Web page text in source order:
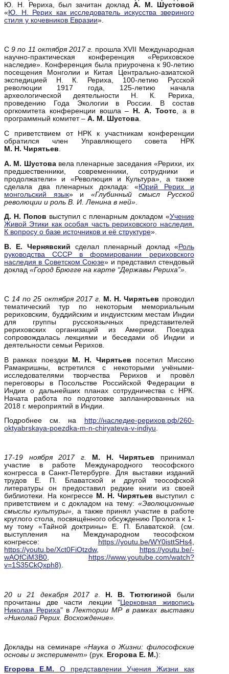
Ю. Н. Рериха, был зачитан доклад А. М. Шустовой
« Ю. Н. Рерих как исследователь искусства звериного
стиля у кочевников Евразии».
С9 по 11 октября 2017 г. прошла XVII Международная
научно-практическая конференция «Рериховское
наследие». Конференция была приурочена к 90-летию
посещения Монголии и Китая Центрально-азиатской
экспедицией Н. К. Рериха, 100-летию Русской
революции 1917 года, 125-летию начала
археологической деятельности Н. К. Рериха,
проведению Года Экологии в России. В состав
оргкомитета конференции вошла –
Н. А. Тоотс, а в
программный комитет – А. М. Шустова.
С приветствием от НРК к участникам конференции
обратился член Управляющего совета НРК
М. Н. Чирятьев.
А. М. Шустовавела пленарные заседания «Рерихи, их
предшественники, современники, сотрудники и
продолжатели» и «Революция и Культура», а также
сделала два пленарных доклада: «Юрий Рерих и
монгольский язык» и «Глубинный смысл Русской
революции и роль В. И. Ленина в ней»
Д. Н. Попов выступил с пленарным докладом «Учение
Живой Этики как особая часть рериховского наследия.
К вопросу о базе источников и её структуре».
В. Е. Чернявский сделал пленарный доклад « Роль
руководства СССР в формировании рериховского
наследия в Советском Союзе» и представил стендовый
доклад «Город Брюгге на карте “Державы Рериха”»
С14 по 25 октября 2017 г. М. Н. Чирятьев проводил
тематический тур по некоторым мемориальным
рериховским, буддийским и индуистским местам Индии
для группы русскоязычных представителей
рериховских организаций из Америки. Поездка
сопровождалась лекциями и беседами об Индии и
деятельности семьи Рерихов.
В рамках поездки М. Н. Чирятьев посетил Миссию
Рамакришны, встретился с некоторыми учёными-
исследователями творчества Рерихов и провёл
переговоры в Посольстве Российской Федерации в
Индии о дальнейших планах сотрудничества с НРК.
Начата работа по подготовке запланированных на
2018 г. мероприятий в Индии.
Подробнее см. на
http://наследие-рерихов.рф/260-
oktyabrskaya-poezdka-m-n-chiryateva-v-indiyu.
17-19 ноября 2017 г. М. Н. Чирятьев принимал
участие в работе Международного теософского
конгресса в Санкт-Петербурге. Для выставки изданий
трудов Е. П. Блаватской и другой теософской
литературы он предоставил редкие книги из своей
библиотеки. На конгрессе М. Н. Чирятьев выступил с
приветствием и с докладом на тему: «Эволюционные
смыслы культуры», а также принял участие в работе
круглого стола, посвящённого обсуждению Пролога к 1-
му тому «Тайной доктрины» Е. П. Блаватской. (см.
выступления на Международном теософском
конгрессе:
https://youtu.be/WY0isttSHs4,
https://youtu.be/Xct0FiOtzdw,
https://youtu.be/-
wAQfCiM3B0,
https://www.youtube.com/watch?
v=1S35CkQxph8).
20 и 21 декабря 2017 г. Н. В. Тютюгиной были
прочитаны две части лекции "Церковная живопись
Николая Рериха" в Лектории МР в рамках выставки
«Николай Рерих. Восхождение».
Доклады на семинаре«Наука о Жизни: философские
основы и эксперимент» (рук. Егорова Е. М.):
Егорова Е.М. О представлении Учения Жизни как